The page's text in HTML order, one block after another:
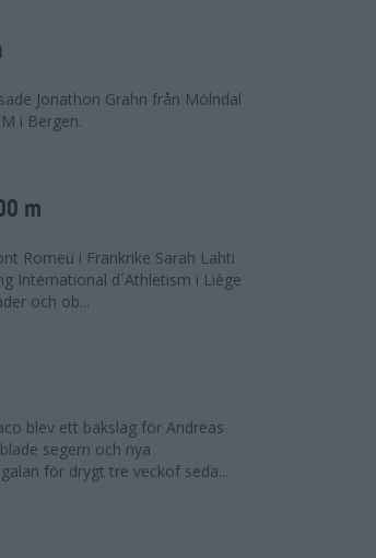
Jonathon Grahn från Mölndal
i Bergen.
m
Romeu i Frankrike Sarah Lahti
International d´Athletism i Liège
och ob...
blev ett bakslag för Andreas
segern och nya
för drygt tre veckof seda...